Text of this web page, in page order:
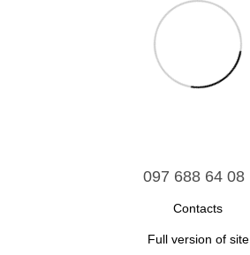
097 688 64 08
Contacts
Full version of site